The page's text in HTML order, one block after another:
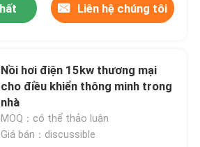
Liên hệ chúng tôi
Nồi hơi điện 15kw thương mại
cho điều khiển thông minh trong
nhà
MOQ：có thể thảo luận
Giá bán：discussible